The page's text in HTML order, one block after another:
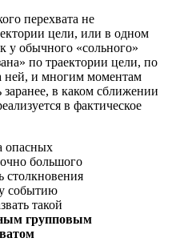
перехвата не
цели, или в одном
у обычного «сольного»
по траектории цели, по
и многим моментам
заранее, в каком сближении
в фактическое
опасных
большого
столкновения
событию
такой
групповым